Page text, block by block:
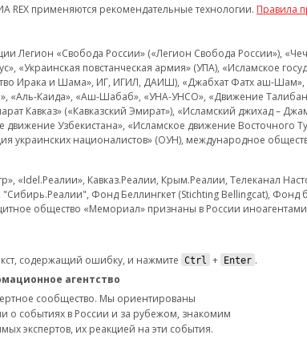
применяются рекомендательные технологии. Правила
Легион «Свобода России» («Легион Свобода России»),
«Украинская повстанческая армия» (УПА), «Исламское
Ирака и Шама», ИГ, ИГИЛ, ДАИШ), «Джабхат Фатх аш-
«Аль-Каида», «Аш-Шабаб», «УНА-УНСО», «Движение
Кавказ» («Кавказский Эмират»), «Исламский джихад –
движение Узбекистана», «Исламское движение
украинских националистов» (ОУН), международное
«Idel.Реалии», Кавказ.Реалии, Крым.Реалии, Телеканал
"Сибирь.Реалии", Фонд Беллингкет (Stichting Bellingcat),
общество «Мемориал» признаны в России
содержащий ошибку, и нажмите Ctrl + Enter .
агентство
сообщество. Мы ориентированы
о событиях в России и за рубежом, знакомим
экспертов, их реакцией на эти события.